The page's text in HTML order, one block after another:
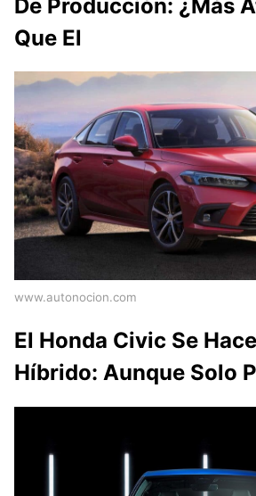
De Producción: ¿Más
Que El
www.autonocion.com
El Honda Civic Se
Híbrido: Aunque Solo